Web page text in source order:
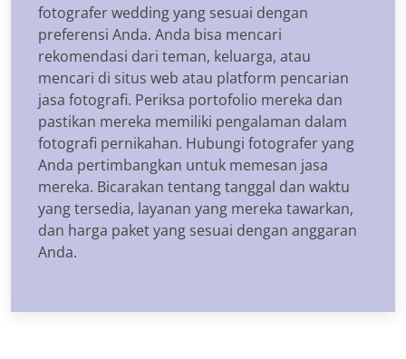
fotografer wedding yang sesuai dengan
preferensi Anda. Anda bisa mencari
rekomendasi dari teman, keluarga, atau
mencari di situs web atau platform pencarian
jasa fotografi. Periksa portofolio mereka dan
pastikan mereka memiliki pengalaman dalam
fotografi pernikahan. Hubungi fotografer yang
Anda pertimbangkan untuk memesan jasa
mereka. Bicarakan tentang tanggal dan waktu
yang tersedia, layanan yang mereka tawarkan,
dan harga paket yang sesuai dengan anggaran
Anda.